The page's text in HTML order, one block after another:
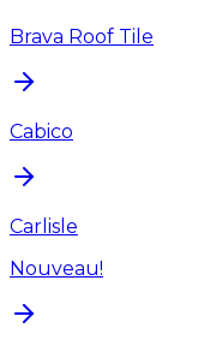
Brava Roof Tile
Cabico
Carlisle
Nouveau!